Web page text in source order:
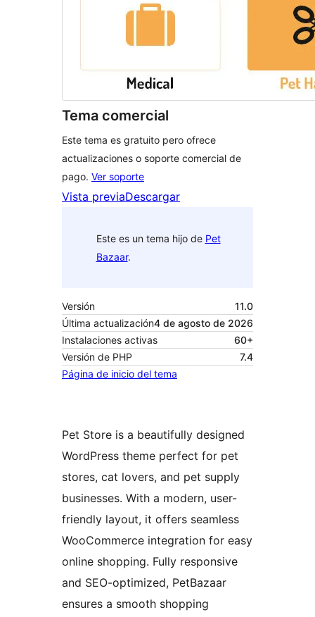
Tema comercial
Este tema es gratuito pero ofrece
actualizaciones o soporte comercial de
pago. Ver soporte
Vista previaDescargar
Este es un tema hijo de Pet
Bazaar.
Versión
11.0
Última actualización4 de agosto de 2026
Instalaciones activas
60+
Versión de PHP
7.4
Página de inicio del tema
Pet Store is a beautifully designed
WordPress theme perfect for pet
stores, cat lovers, and pet supply
businesses. With a modern, user-
friendly layout, it offers seamless
WooCommerce integration for easy
online shopping. Fully responsive
and SEO-optimized, PetBazaar
ensures a smooth shopping